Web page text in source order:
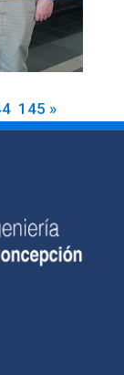
145 »